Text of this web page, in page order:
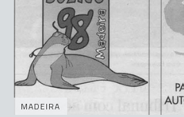
MADEIRA